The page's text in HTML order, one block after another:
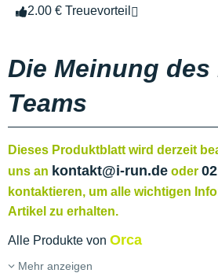
2.00 € Treuevorteil
Die Meinung des
Teams
Dieses Produktblatt wird derzeit
uns an kontakt@i-run.de oder
kontaktieren, um alle wichtigen
Artikel zu erhalten.
Alle Produkte von Orca
Mehr anzeigen